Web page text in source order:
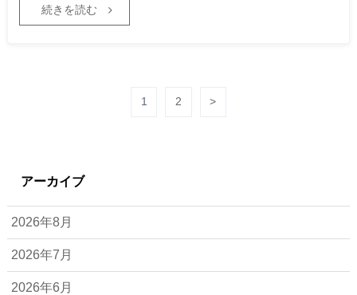
続きを読む
1 2 >
アーカイブ
2026年8月
2026年7月
2026年6月